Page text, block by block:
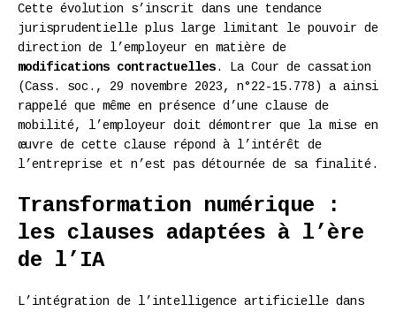
Cette évolution s’inscrit dans une tendance
jurisprudentielle plus large limitant le pouvoir de
direction de l’employeur en matière de
modifications contractuelles. La Cour de cassation
(Cass. soc., 29 novembre 2023, n°22-15.778) a ainsi
rappelé que même en présence d’une clause de
mobilité, l’employeur doit démontrer que la mise en
œuvre de cette clause répond à l’intérêt de
l’entreprise et n’est pas détournée de sa finalité.
Transformation numérique :
les clauses adaptées à l’ère
de l’IA
L’intégration de l’intelligence artificielle dans